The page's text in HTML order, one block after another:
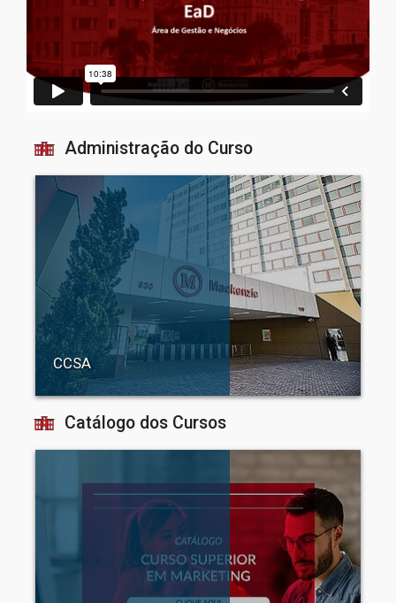
Administração do Curso
CCSA
Catálogo dos Cursos